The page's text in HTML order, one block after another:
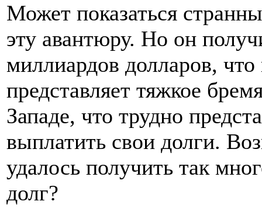
Может показаться
эту авантюру. Но он
миллиардов долларов,
представляет тяжкое
Западе, что трудно
выплатить свои долги.
удалось получить так
долг?